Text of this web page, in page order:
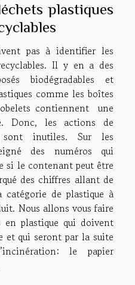
plastiques
pas à identifier les
Il y en a des
biodégradables et
comme les boîtes
contiennent une
Donc, les actions de
sont inutiles. Sur les
des numéros qui
si le contenant peut être
des chiffres allant de
de plastique à
Nous allons vous faire
en plastique qui doivent
et qui seront par la suite
le papier